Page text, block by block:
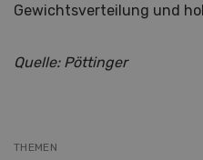
Gewichtsverteilung und
Quelle: Pöttinger
THEMEN